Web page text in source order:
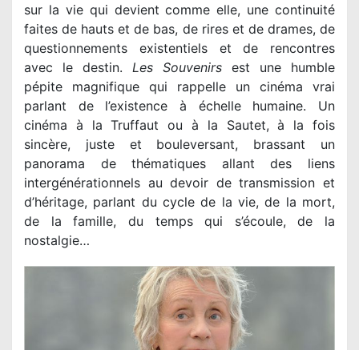
sur la vie qui devient comme elle, une continuité
faites de hauts et de bas, de rires et de drames, de
questionnements existentiels et de rencontres
avec le destin. Les Souvenirs est une humble
pépite magnifique qui rappelle un cinéma vrai
parlant de l’existence à échelle humaine. Un
cinéma à la Truffaut ou à la Sautet, à la fois
sincère, juste et bouleversant, brassant un
panorama de thématiques allant des liens
intergénérationnels au devoir de transmission et
d’héritage, parlant du cycle de la vie, de la mort,
de la famille, du temps qui s’écoule, de la
nostalgie…